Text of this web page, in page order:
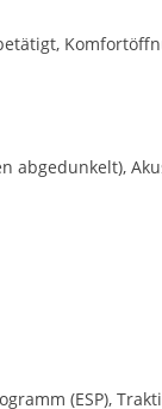
abgedunkelt),
(ESP),